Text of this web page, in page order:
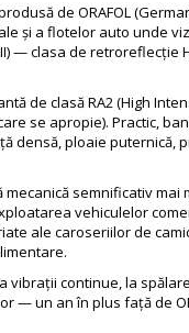
de ORAFOL
și a flotelor auto unde
— clasa de retroreflecție
de clasă RA2 (High
se apropie). Practic,
densă, ploaie puternică,
mecanică semnificativ
vehiculelor
ale caroseriilor de
continue, la
un an în plus față de